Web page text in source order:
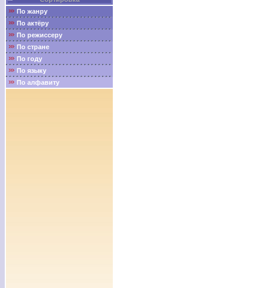
По жанру
По актёру
По режиссеру
По стране
По году
По языку
По алфавиту